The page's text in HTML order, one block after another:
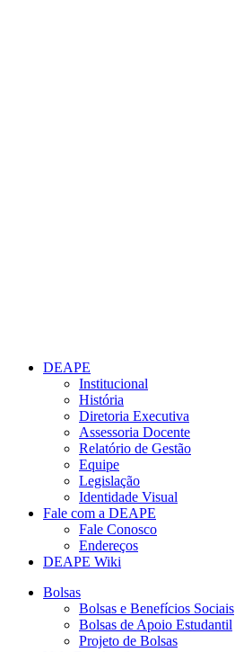
DEAPE
Institucional
História
Diretoria Executiva
Assessoria Docente
Relatório de Gestão
Equipe
Legislação
Identidade Visual
Fale com a DEAPE
Fale Conosco
Endereços
DEAPE Wiki
Bolsas
Bolsas e Benefícios Sociais
Bolsas de Apoio Estudantil
Projeto de Bolsas